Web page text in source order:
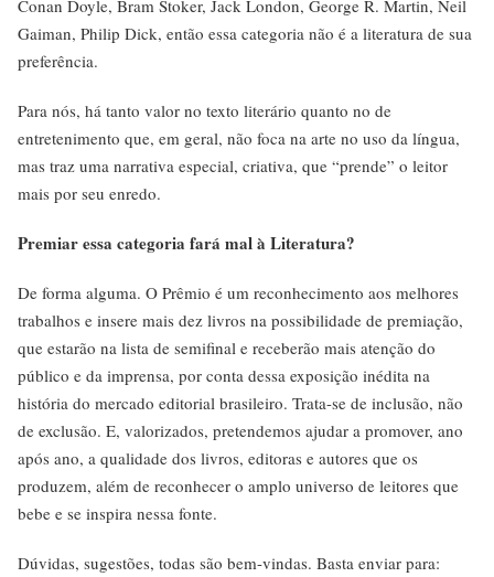
Conan Doyle, Bram Stoker, Jack London, George R. Martin, Neil
Gaiman, Philip Dick, então essa categoria não é a literatura de sua
preferência.
Para nós, há tanto valor no texto literário quanto no de
entretenimento que, em geral, não foca na arte no uso da língua,
mas traz uma narrativa especial, criativa, que “prende” o leitor
mais por seu enredo.
Premiar essa categoria fará mal à Literatura?
De forma alguma. O Prêmio é um reconhecimento aos melhores
trabalhos e insere mais dez livros na possibilidade de premiação,
que estarão na lista de semifinal e receberão mais atenção do
público e da imprensa, por conta dessa exposição inédita na
história do mercado editorial brasileiro. Trata-se de inclusão, não
de exclusão. E, valorizados, pretendemos ajudar a promover, ano
após ano, a qualidade dos livros, editoras e autores que os
produzem, além de reconhecer o amplo universo de leitores que
bebe e se inspira nessa fonte.
Dúvidas, sugestões, todas são bem-vindas. Basta enviar para: